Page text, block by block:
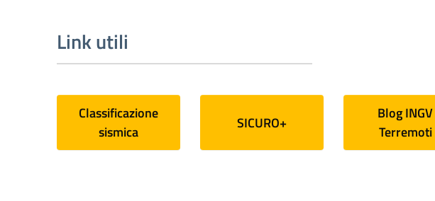
Link utili
Classificazione
sismica
SICURO+
Blog INGV
Terremoti